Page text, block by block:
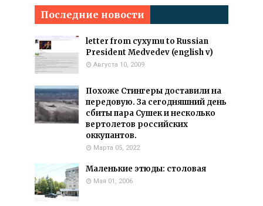
Последние новости
letter from cyxymu to Russian
President Medvedev (english v)
Августа 10, 2009
Похоже Стингеры доставили на
передовую. За сегодняшний день
сбиты пара Сушек и несколько
вертолетов российских
оккупантов.
Марта 05, 2022
Маленькие этюды: столовая
Мая 01, 2006